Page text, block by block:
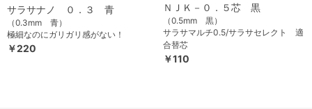
サラサナノ ０．３ 青
（0.3mm 青）
極細なのにガリガリ感がない！
￥220
ＮＪＫ－０．５芯 黒
（0.5mm 黒）
サラサマルチ0.5/サラサセレクト 適
合替芯
￥110